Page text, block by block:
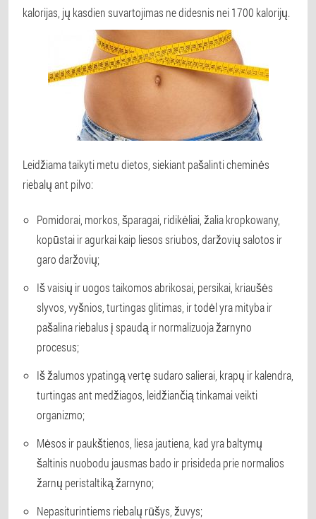
kalorijas, jų kasdien suvartojimas ne didesnis nei 1700 kalorijų.
Leidžiama taikyti metu dietos, siekiant pašalinti cheminės
riebalų ant pilvo:
Pomidorai, morkos, šparagai, ridikėliai, žalia kropkowany,
kopūstai ir agurkai kaip liesos sriubos, daržovių salotos ir
garo daržovių;
Iš vaisių ir uogos taikomos abrikosai, persikai, kriaušės
slyvos, vyšnios, turtingas glitimas, ir todėl yra mityba ir
pašalina riebalus į spaudą ir normalizuoja žarnyno
procesus;
Iš žalumos ypatingą vertę sudaro salierai, krapų ir kalendra,
turtingas ant medžiagos, leidžiančią tinkamai veikti
organizmo;
Mėsos ir paukštienos, liesa jautiena, kad yra baltymų
šaltinis nuobodu jausmas bado ir prisideda prie normalios
žarnų peristaltiką žarnyno;
Nepasiturintiems riebalų rūšys, žuvys;